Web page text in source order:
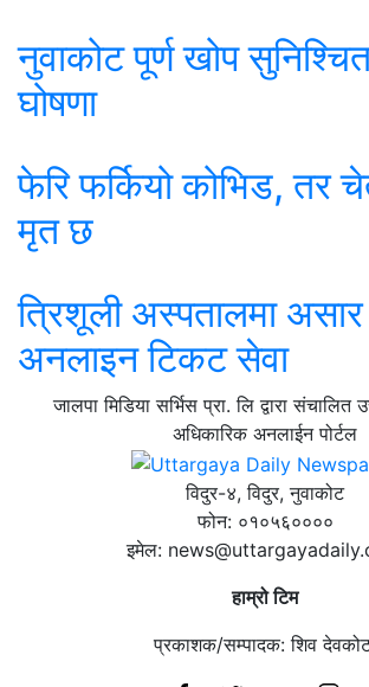
नुवाकोट पूर्ण खोप
घोषणा
फेरि फर्कियो कोभिड, तर
मृत छ
त्रिशूली अस्पतालमा
अनलाइन टिकट सेवा
जालपा मिडिया सर्भिस प्रा. लि द्वारा संचालित
अधिकारिक अनलाईन पोर्टल
विदुर-४, विदुर, नुवाकोट
फोन: ०१०५६००००
इमेल:
हाम्रो टिम
प्रकाशक/सम्पादक: शिव